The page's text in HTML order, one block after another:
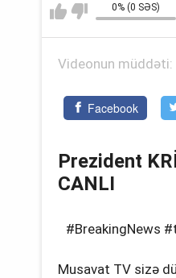
0% (0 SƏS)
Videonun müddəti:
Facebook
Prezident
CANLI
#BreakingNews
Musavat TV sizə